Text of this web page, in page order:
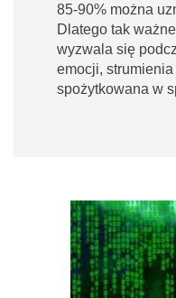
85-90% można
Dlatego tak
wyzwala się
emocji, strumienia
spożytkowana w